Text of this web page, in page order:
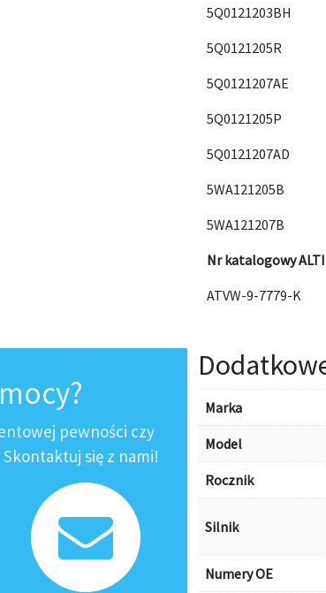
5Q0121203BH
5Q0121205R
5Q0121207AE
5Q0121205P
5Q0121207AD
5WA121205B
5WA121207B
Nr katalogowy
ATVW-9-7779-K
pewności czy
się z nami!
Marka
Model
Rocznik
Silnik
Numery OE